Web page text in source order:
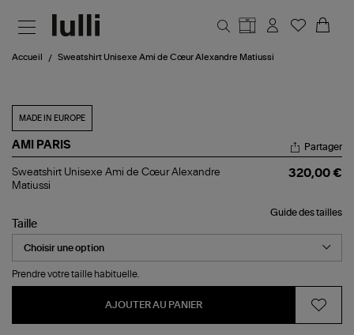
Accueil Sweatshirt Unisexe Ami de Cœur Alexandre Matiussi
MADE IN EUROPE
AMI PARIS
Sweatshirt
Unisexe
Cœur
Alexandre
Matiussi
Partager
Sweatshirt Unisexe Ami de Cœur Alexandre
Matiussi
320,00 €
Guide des tailles
Taille
Prendre votre taille habituelle.
AJOUTER AU PANIER